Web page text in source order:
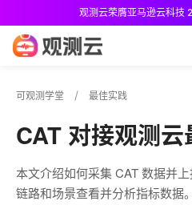
观测云荣膺亚马逊云科技
可观测学堂 最佳实践
CAT 对接观测
本文介绍如何采集 CAT 数据并
链路和场景查看并分析指标数据。